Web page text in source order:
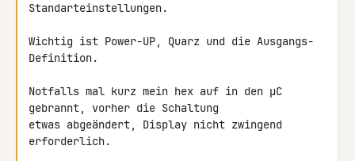
Standarteinstellungen.
Wichtig ist Power-UP, Quarz und die Ausgangs-
Definition.
Notfalls mal kurz mein hex auf in den µC
gebrannt, vorher die Schaltung
etwas abgeändert, Display nicht zwingend
erforderlich.